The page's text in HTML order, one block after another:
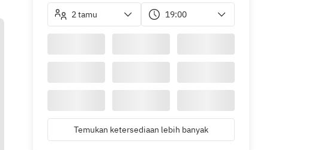
2 tamu 19:00
Temukan ketersediaan lebih banyak